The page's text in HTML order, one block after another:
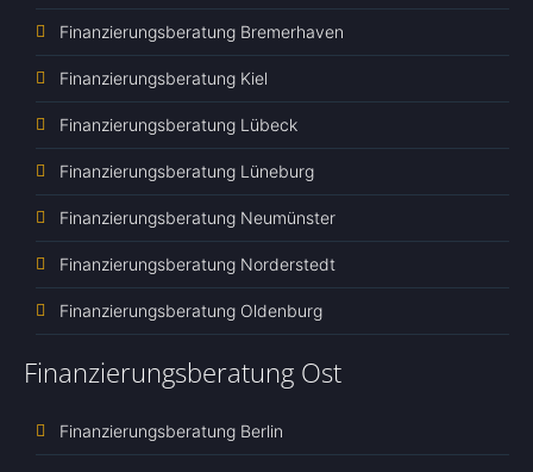
Finanzierungsberatung Bremerhaven
Finanzierungsberatung Kiel
Finanzierungsberatung Lübeck
Finanzierungsberatung Lüneburg
Finanzierungsberatung Neumünster
Finanzierungsberatung Norderstedt
Finanzierungsberatung Oldenburg
Finanzierungsberatung Ost
Finanzierungsberatung Berlin